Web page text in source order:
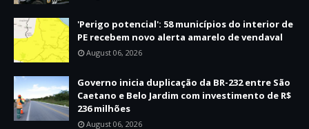
'Perigo potencial': 58 municípios do interior de
PE recebem novo alerta amarelo de vendaval
August 06, 2026
Governo inicia duplicação da BR-232 entre São
Caetano e Belo Jardim com investimento de R$
236 milhões
August 06, 2026